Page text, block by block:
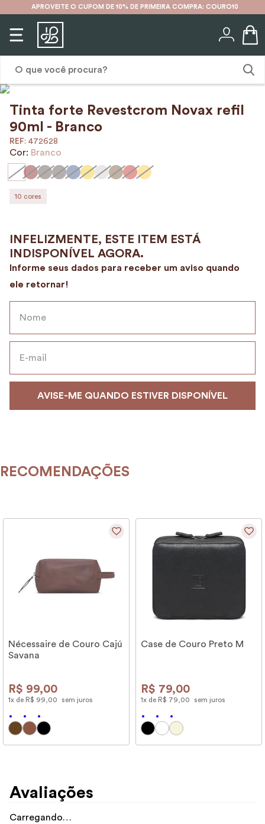
APROVEITE O CUPOM DE 10% DE PRIMEIRA COMPRA: COURO10
Tinta forte Revestcrom Novax refil
90ml - Branco
: 472628
Cor: Branco
10 cores
RECOMENDAÇÕES
Nécessaire de Couro Cajú
Savana
R$ 99,00
1x de R$ 99 00 sem juros
Case de Couro Preto M
R$ 79,00
1x de R$ 79 00 sem juros
Avaliações
Carregando…
1º
karina
mochila
3 º
couro
4º
cinto
5º
7 º
avental
8º
nécessaire
9º
alvorada
10º case